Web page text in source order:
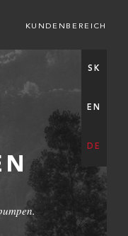
KUNDENBEREICH
SK
EN
DE